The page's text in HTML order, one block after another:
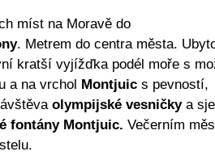
míst na Moravě do
. Metrem do centra města.
kratší vyjížďka podél moře s
a na vrchol Montjuic s pevností,
olympijské vesničkya
fontány Montjuic. Večerním